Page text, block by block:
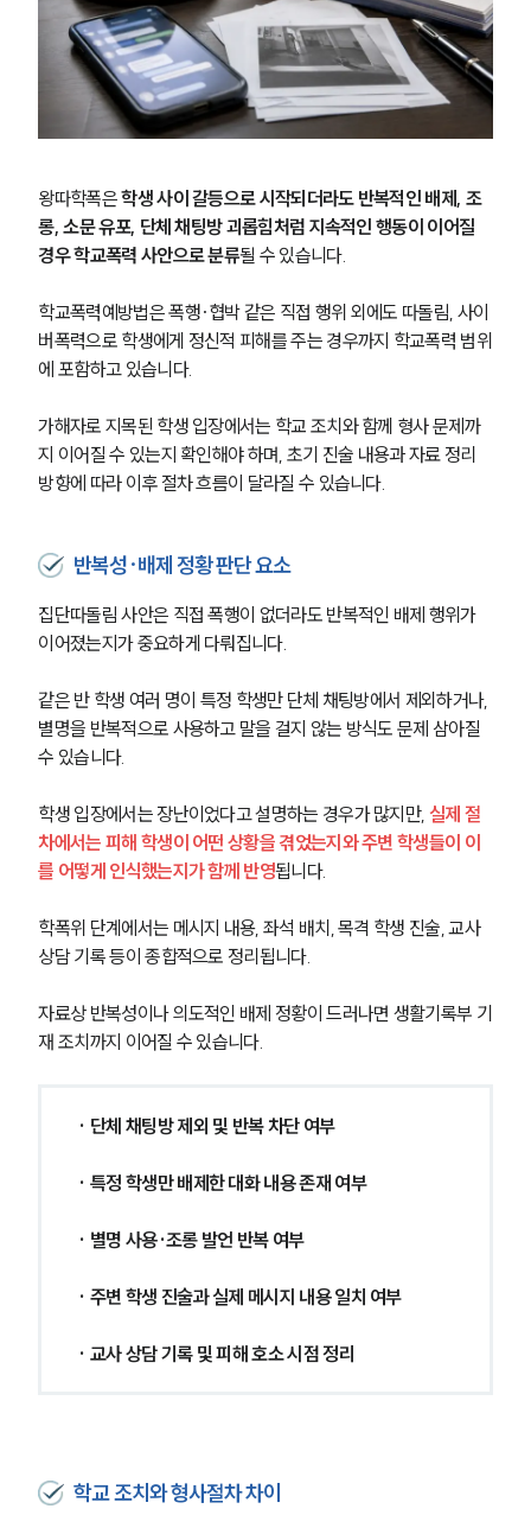
왕따학폭은 학생 사이 갈등으로 시작되더라도 반복적인 배제, 조
롱, 소문 유포, 단체 채팅방 괴롭힘처럼 지속적인 행동이 이어질
경우 학교폭력 사안으로 분류될 수 있습니다.
학교폭력예방법은 폭행·협박 같은 직접 행위 외에도 따돌림, 사이
버폭력으로 학생에게 정신적 피해를 주는 경우까지 학교폭력 범위
에 포함하고 있습니다.
가해자로 지목된 학생 입장에서는 학교 조치와 함께 형사 문제까
지 이어질 수 있는지 확인해야 하며, 초기 진술 내용과 자료 정리
방향에 따라 이후 절차 흐름이 달라질 수 있습니다.
반복성·배제 정황 판단 요소
집단따돌림 사안은 직접 폭행이 없더라도 반복적인 배제 행위가
이어졌는지가 중요하게 다뤄집니다.
같은 반 학생 여러 명이 특정 학생만 단체 채팅방에서 제외하거나,
별명을 반복적으로 사용하고 말을 걸지 않는 방식도 문제 삼아질
수 있습니다.
학생 입장에서는 장난이었다고 설명하는 경우가 많지만, 실제 절
차에서는 피해 학생이 어떤 상황을 겪었는지와 주변 학생들이 이
를 어떻게 인식했는지가 함께 반영됩니다.
학폭위 단계에서는 메시지 내용, 좌석 배치, 목격 학생 진술, 교사
상담 기록 등이 종합적으로 정리됩니다.
자료상 반복성이나 의도적인 배제 정황이 드러나면 생활기록부 기
재 조치까지 이어질 수 있습니다.
· 단체 채팅방 제외 및 반복 차단 여부
· 특정 학생만 배제한 대화 내용 존재 여부
· 별명 사용·조롱 발언 반복 여부
· 주변 학생 진술과 실제 메시지 내용 일치 여부
· 교사 상담 기록 및 피해 호소 시점 정리
학교 조치와 형사절차 차이